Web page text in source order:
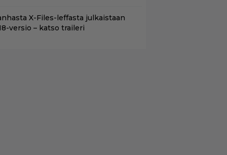
X-Files-leffasta julkaistaan
versio – katso traileri